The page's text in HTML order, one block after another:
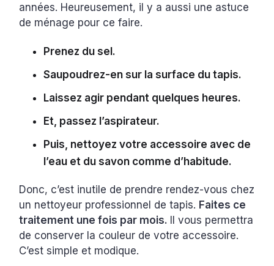
années. Heureusement, il y a aussi une astuce
de ménage pour ce faire.
Prenez du sel.
Saupoudrez-en sur la surface du tapis.
Laissez agir pendant quelques heures.
Et, passez l’aspirateur.
Puis, nettoyez votre accessoire avec de
l’eau et du savon comme d’habitude.
Donc, c’est inutile de prendre rendez-vous chez
un nettoyeur professionnel de tapis. Faites ce
traitement une fois par mois.
Il vous permettra
de conserver la couleur de votre accessoire.
C’est simple et modique.